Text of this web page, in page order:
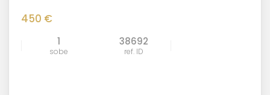
450 €
1
sobe
38692
ref. ID